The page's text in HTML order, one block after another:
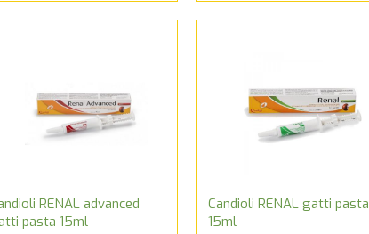
RENAL advanced
pasta 15ml
Candioli RENAL gatti pasta
15ml